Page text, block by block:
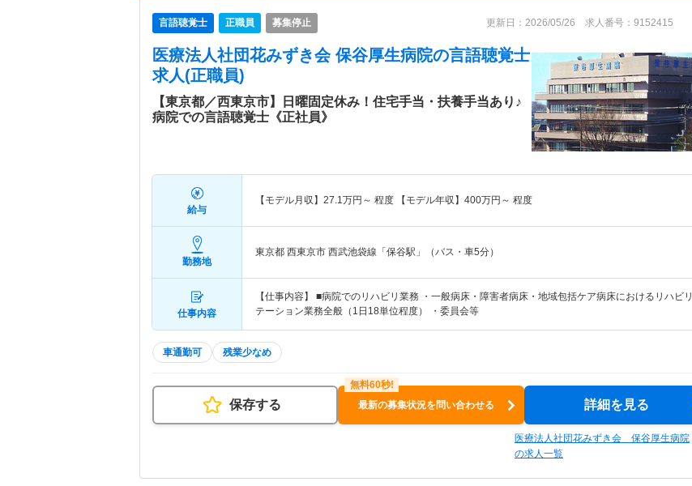
言語聴覚士 正職員 募集停止 更新日：2026/05/26 求人番号：9152415
医療法人社団花みずき会 保谷厚生病院の言語聴覚士
求人(正職員)
【東京都／西東京市】日曜固定休み！住宅手当・扶養手当あり♪
病院での言語聴覚士《正社員》
給与
【モデル月収】 27.1万円～ 程度 【モデル年収】 400万円～ 程度
勤務地
東京都 西東京市 西武池袋線「保谷駅」（バス・車5分）
仕事内容
【仕事内容】 ■病院でのリハビリ業務 ・一般病床・障害者病床・地域包括ケア病床におけるリハビリ
テーション業務全般（1日18単位程度） ・委員会等
車通勤可 残業少なめ
保存する 最新の募集状況を問い合わせる 詳細を見る
医療法人社団花みずき会 保谷厚生病院
の求人一覧